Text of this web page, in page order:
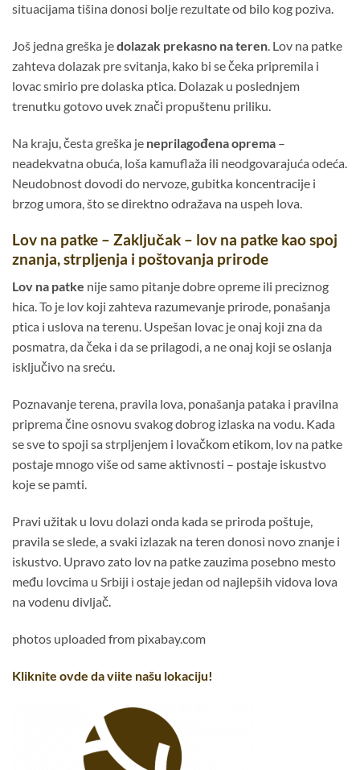
situacijama tišina donosi bolje rezultate od bilo kog poziva.
Još jedna greška jedolazak prekasno na teren. Lov na patke
zahteva dolazak pre svitanja, kako bi se čeka pripremila i
lovac smirio pre dolaska ptica. Dolazak u poslednjem
trenutku gotovo uvek znači propuštenu priliku.
Na kraju, česta greška je neprilagođena oprema –
neadekvatna obuća, loša kamuflaža ili neodgovarajuća odeća.
Neudobnost dovodi do nervoze, gubitka koncentracije i
brzog umora, što se direktno odražava na uspeh lova.
Lov na patke – Zaključak – lov na patke kao spoj
znanja, strpljenja i poštovanja prirode
Lov na patke nije samo pitanje dobre opreme ili preciznog
hica. To je lov koji zahteva razumevanje prirode, ponašanja
ptica i uslova na terenu. Uspešan lovac je onaj koji zna da
posmatra, da čeka i da se prilagodi, a ne onaj koji se oslanja
isključivo na sreću.
Poznavanje terena, pravila lova, ponašanja pataka i pravilna
priprema čine osnovu svakog dobrog izlaska na vodu. Kada
se sve to spoji sa strpljenjem i lovačkom etikom, lov na patke
postaje mnogo više od same aktivnosti – postaje iskustvo
koje se pamti.
Pravi užitak u lovu dolazi onda kada se priroda poštuje,
pravila se slede, a svaki izlazak na teren donosi novo znanje i
iskustvo. Upravo zato lov na patke zauzima posebno mesto
među lovcima u Srbiji i ostaje jedan od najlepših vidova lova
na vodenu divljač.
photos uploaded from pixabay.com
Kliknite ovde da viite našu lokaciju!